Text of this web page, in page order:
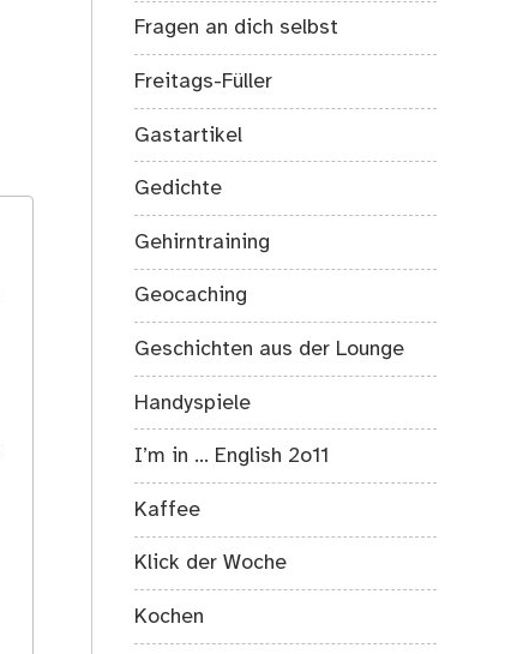
Fragen an dich selbst
Freitags-Füller
Gastartikel
Gedichte
Gehirntraining
Geocaching
Geschichten aus der Lounge
Handyspiele
I’m in … English 2o11
Kaffee
Klick der Woche
Kochen